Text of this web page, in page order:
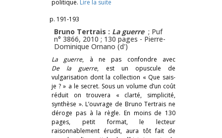
politique. Lire la suite
p. 191-193
Bruno Tertrais : La guerre ; Puf
n° 3866, 2010 ; 130 pages - Pierre-
Dominique Ornano (d')
La guerre, à ne pas confondre avec
De la guerre, est un opuscule de
vulgarisation dont la collection « Que sais-
je ? » a le secret. Sous un volume d’un coût
réduit on trouvera « clarté, simplicité,
synthèse ». L’ouvrage de Bruno Tertrais ne
déroge pas à la règle. En moins de 130
pages, petit format, le lecteur
raisonnablement érudit, aura tôt fait de